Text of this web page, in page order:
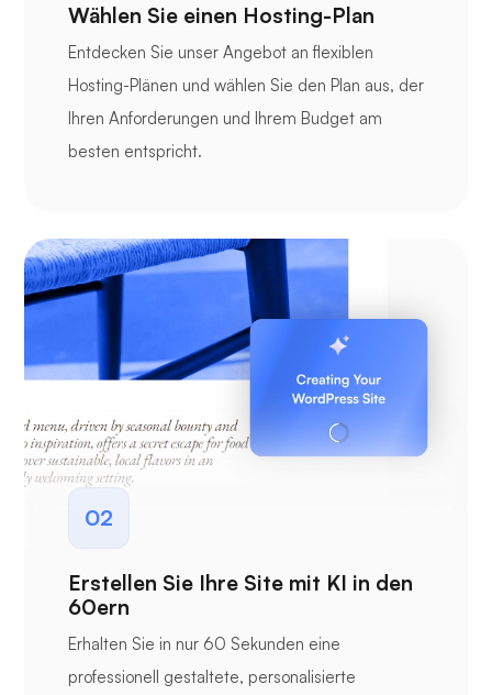
Wählen Sie einen Hosting-Plan
Entdecken Sie unser Angebot an flexiblen
Hosting-Plänen und wählen Sie den Plan aus, der
Ihren Anforderungen und Ihrem Budget am
besten entspricht.
02
Erstellen Sie Ihre Site mit KI in den
60ern
Erhalten Sie in nur 60 Sekunden eine
professionell gestaltete, personalisierte